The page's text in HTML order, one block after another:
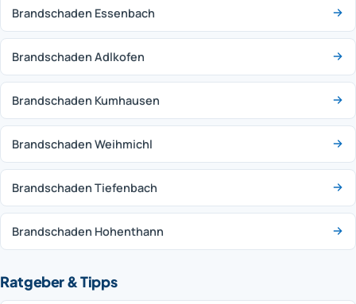
Brandschaden Essenbach
Brandschaden Adlkofen
Brandschaden Kumhausen
Brandschaden Weihmichl
Brandschaden Tiefenbach
Brandschaden Hohenthann
Ratgeber & Tipps